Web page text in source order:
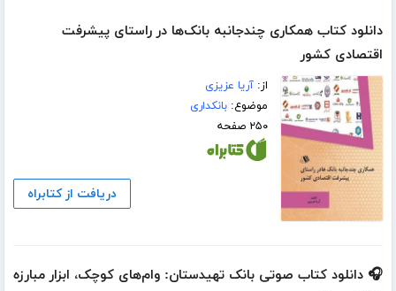
دانلود کتاب همکاری چندجانبه بانک‌ها در راستای پیشرفت
اقتصادی کشور
از:آریا عزیزی
موضوع:بانکداری
۲۵۰ صفحه
دریافت از کتابراه
🎧 دانلود کتاب صوتی بانک‌ تهیدستان: وام‌های کوچک، ابزار مبارزه